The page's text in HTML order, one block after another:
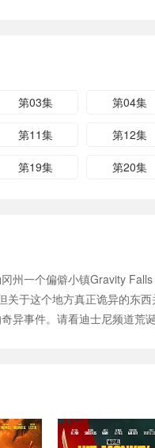
第03集 第04集
第11集 第12集
第19集 第20集
州一个偏僻小镇Gravity
关于这个地方真正诡异的
异事件。请看迪士尼频道荒